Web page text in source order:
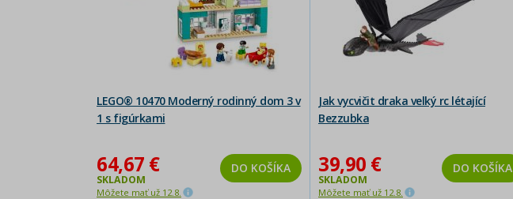
LEGO® 10470 Moderný rodinný dom 3 v
1 s figúrkami
64,67 €
SKLADOM
Môžete mať už 12.8.
DO KOŠÍKA
Jak vycvičit draka velký rc létající
Bezzubka
39,90 €
SKLADOM
Môžete mať už 12.8.
DO KOŠÍKA